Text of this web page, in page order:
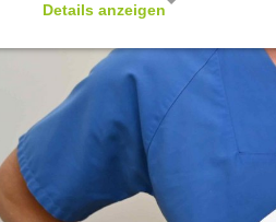
Details anzeigen
COOKIES
Cookies ermöglichen
Funktionen und sind für die
Funktion der Website
Impressum|Datenschutz